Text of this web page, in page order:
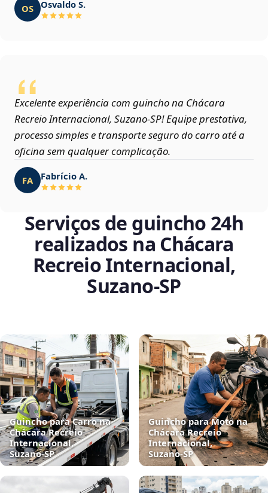
OS Osvaldo S.
Excelente experiência com guincho na Chácara
Recreio Internacional, Suzano‑SP! Equipe prestativa,
processo simples e transporte seguro do carro até a
oficina sem qualquer complicação.
FA Fabrício A.
Serviços de guincho 24h
realizados na Chácara
Recreio Internacional,
Suzano‑SP
Guincho para Carro na
Chácara Recreio
Internacional,
Suzano‑SP
Guincho para Moto na
Chácara Recreio
Internacional,
Suzano‑SP